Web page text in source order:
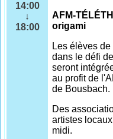
14:00
↓
18:00
AFM-
origami
Les élèves
dans le défi
seront
au profit de
de Bousbach.
Des
artistes
midi.